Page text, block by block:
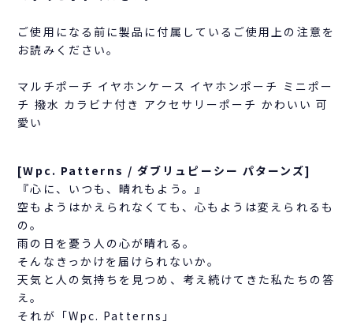
ご使用になる前に製品に付属しているご使用上の注意を
お読みください。
マルチポーチ イヤホンケース イヤホンポーチ ミニポー
チ 撥水 カラビナ付き アクセサリーポーチ かわいい 可
愛い
[Wpc. Patterns / ダブリュピーシー パターンズ]
『心に、いつも、晴れもよう。』
空もようはかえられなくても、心もようは変えられるも
の。
雨の日を憂う人の心が晴れる。
そんなきっかけを届けられないか。
天気と人の気持ちを見つめ、考え続けてきた私たちの答
え。
それが「Wpc. Patterns」